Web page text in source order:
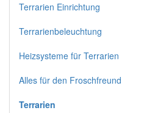
Terrarien Einrichtung
Terrarienbeleuchtung
Heizsysteme für Terrarien
Alles für den Froschfreund
Terrarien